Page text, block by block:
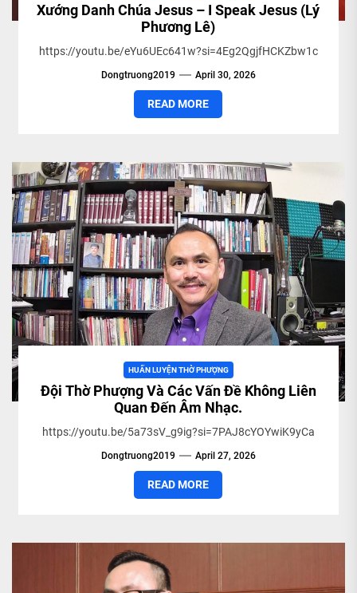
Xướng Danh Chúa Jesus – I Speak Jesus (Lý
Phương Lê)
https://youtu.be/eYu6UEc641w?si=4Eg2QgjfHCKZbw1c
Dongtruong2019 April 30, 2026
READ MORE
HUẤN LUYỆN THỜ PHƯỢNG
Đội Thờ Phượng Và Các Vấn Đề Không Liên
Quan Đến Âm Nhạc.
https://youtu.be/5a73sV_g9ig?si=7PAJ8cYOYwiK9yCa
Dongtruong2019 April 27, 2026
READ MORE